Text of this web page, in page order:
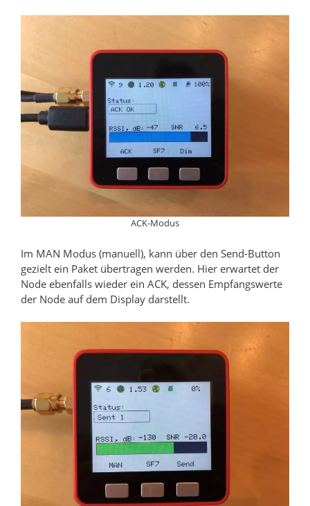
ACK-Modus
Im MAN Modus (manuell), kann über den Send-Button
gezielt ein Paket übertragen werden. Hier erwartet der
Node ebenfalls wieder ein ACK, dessen Empfangswerte
der Node auf dem Display darstellt.